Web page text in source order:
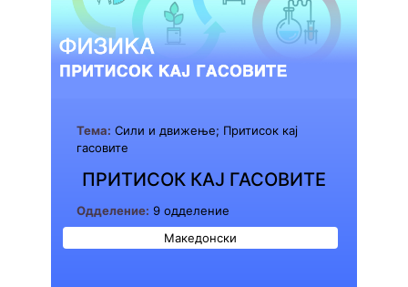
Тема: Сили и движење; Притисок кај
гасовите
ПРИТИСОК КАЈ ГАСОВИТЕ
Одделение: 9 одделение
Македонски